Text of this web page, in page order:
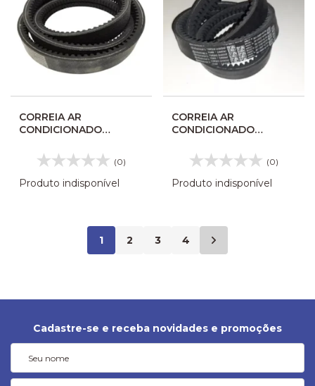
CORREIA AR
CONDICIONADO
(0)
Produto indisponível
CORREIA AR
CONDICIONADO
(0)
Produto indisponível
1 2 3 4
Cadastre-se e receba novidades e promoções